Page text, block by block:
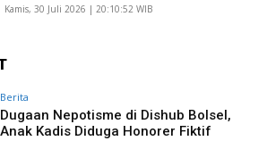
Kamis, 30 Juli 2026 | 20:10:52 WIB
Berita
Dugaan Nepotisme di Dishub Bolsel,
Anak Kadis Diduga Honorer Fiktif